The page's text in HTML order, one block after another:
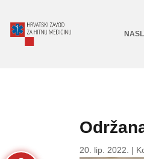
20. lip. 2022. |